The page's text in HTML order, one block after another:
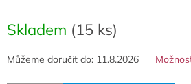
cena:
Skladem (15 ks)
Můžeme doručit do: 11.8.2026